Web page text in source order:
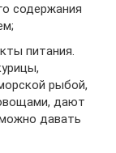
содержания
питания.
рыбой,
дают
давать